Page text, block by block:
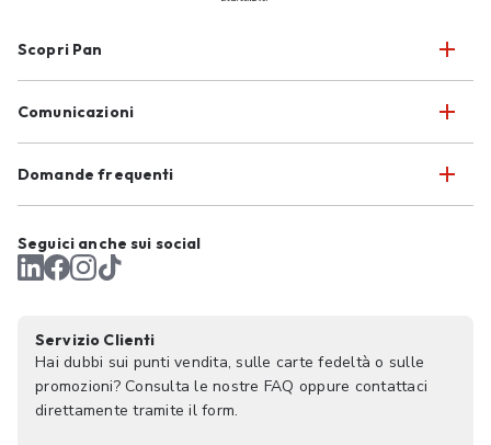
Scopri Pan
Comunicazioni
Domande frequenti
Seguici anche sui social
Servizio Clienti
Hai dubbi sui punti vendita, sulle carte fedeltà o sulle
promozioni? Consulta le nostre FAQ oppure contattaci
direttamente tramite il form.